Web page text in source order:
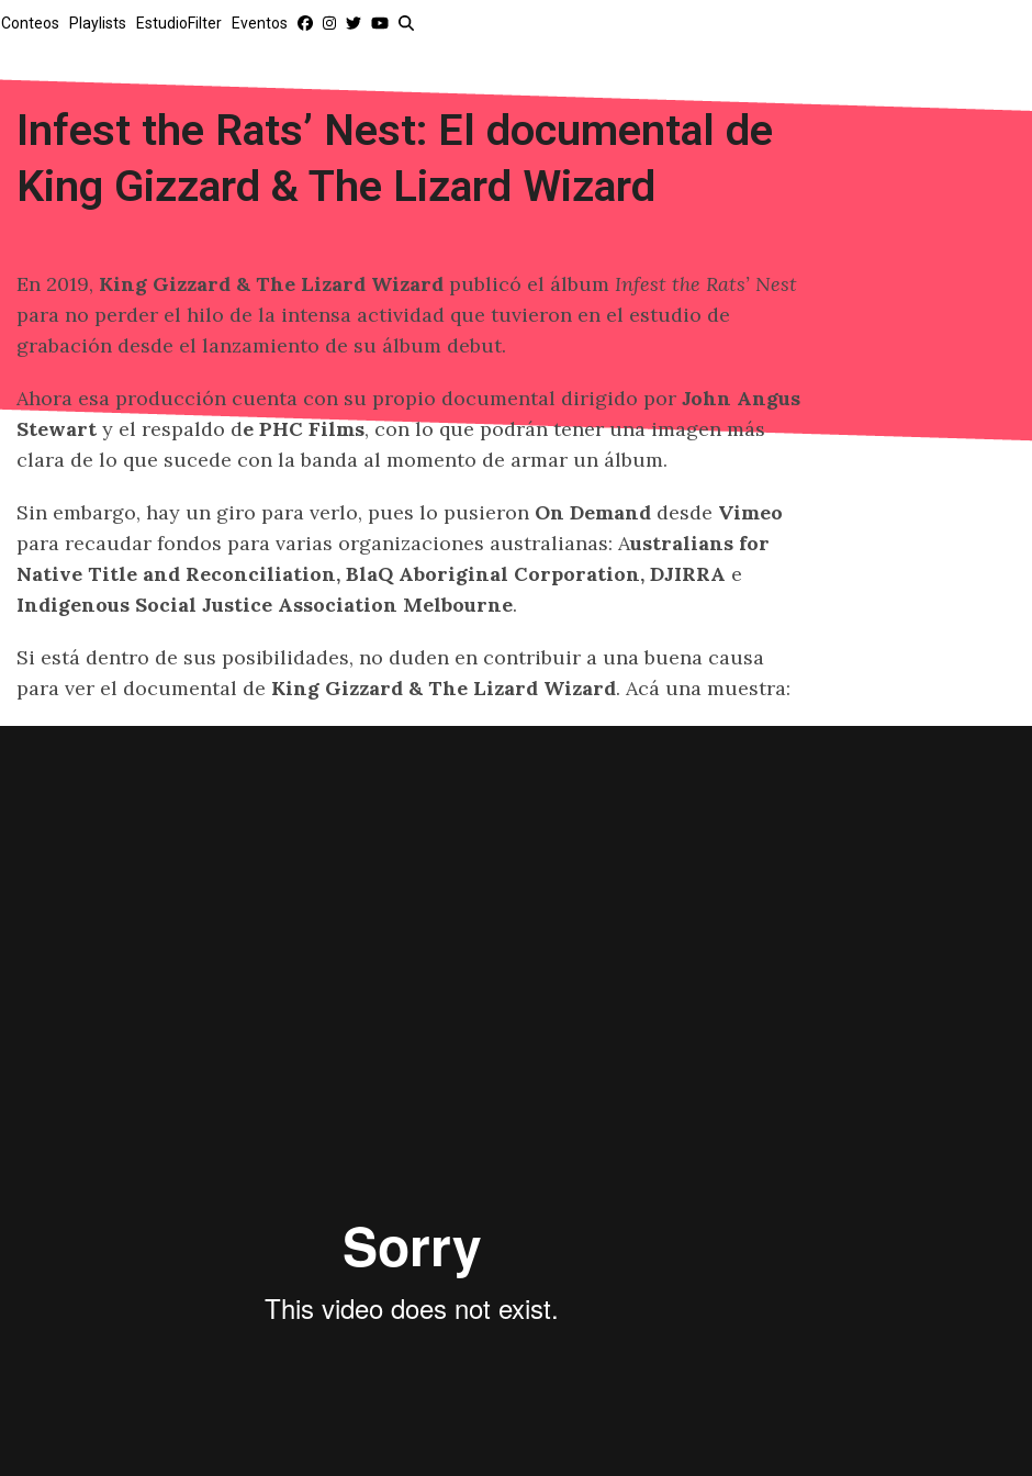
Conteos Playlists EstudioFilter Eventos
Infest the Rats’ Nest: El documental de
King Gizzard & The Lizard Wizard
En 2019, King Gizzard & The Lizard Wizard publicó el álbum Infest the Rats’ Nest
para no perder el hilo de la intensa actividad que tuvieron en el estudio de
grabación desde el lanzamiento de su álbum debut.
Ahora esa producción cuenta con su propio documental dirigido por John Angus
Stewart y el respaldo de PHC Films, con lo que podrán tener una imagen más
clara de lo que sucede con la banda al momento de armar un álbum.
Sin embargo, hay un giro para verlo, pues lo pusieron On Demand desde Vimeo
para recaudar fondos para varias organizaciones australianas: Australians for
Native Title and Reconciliation, BlaQ Aboriginal Corporation, DJIRRA e
Indigenous Social Justice Association Melbourne.
Si está dentro de sus posibilidades, no duden en contribuir a una buena causa
para ver el documental de King Gizzard & The Lizard Wizard. Acá una muestra: